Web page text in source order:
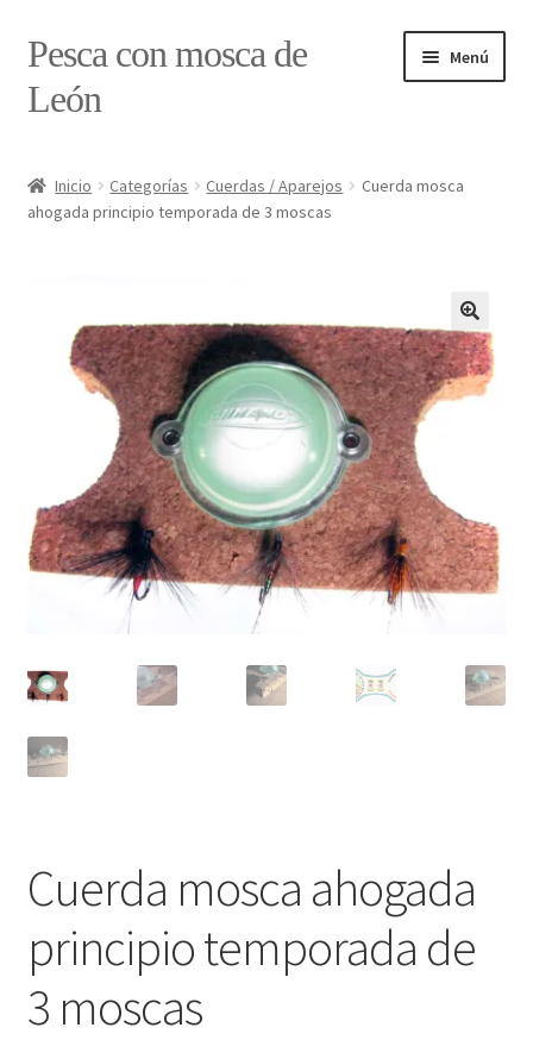
Ir
a
Ir
al
contenido
Pesca con mosca de
León
Menú
#7897 (sin título)
Estado de tramos de pesca
Formulario de contacto
Mi cuenta
Realizar pedido
Regístrate al canal de noticias
Tienda
Inicio Categorías Cuerdas / Aparejos
Cuerda mosca
ahogada principio temporada de 3 moscas
Cuerda mosca ahogada
principio temporada de
3 moscas